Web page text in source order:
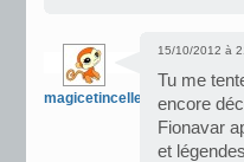
magicetincelle
15/10/2012 à
Tu me
encore
Fionavar
et